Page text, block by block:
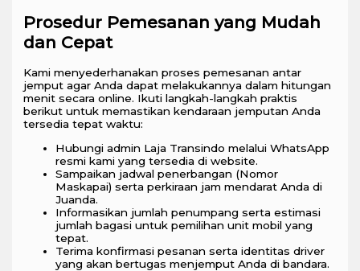
Prosedur Pemesanan yang Mudah
dan Cepat
Kami menyederhanakan proses pemesanan antar
jemput agar Anda dapat melakukannya dalam hitungan
menit secara online. Ikuti langkah-langkah praktis
berikut untuk memastikan kendaraan jemputan Anda
tersedia tepat waktu:
Hubungi admin Laja Transindo melalui WhatsApp
resmi kami yang tersedia di website.
Sampaikan jadwal penerbangan (Nomor
Maskapai) serta perkiraan jam mendarat Anda di
Juanda.
Informasikan jumlah penumpang serta estimasi
jumlah bagasi untuk pemilihan unit mobil yang
tepat.
Terima konfirmasi pesanan serta identitas driver
yang akan bertugas menjemput Anda di bandara.